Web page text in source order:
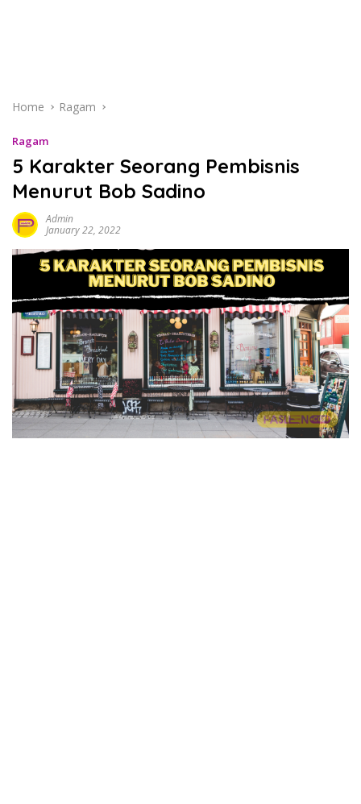
Home Ragam
Ragam
5 Karakter Seorang Pembisnis
Menurut Bob Sadino
Admin
January 22, 2022